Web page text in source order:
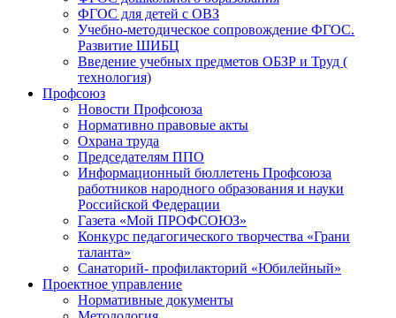
ФГОС для детей с ОВЗ
Учебно-методическое сопровождение ФГОС.
Развитие ШИБЦ
Введение учебных предметов ОБЗР и Труд (
технология)
Профсоюз
Новости Профсоюза
Нормативно правовые акты
Охрана труда
Председателям ППО
Информационный бюллетень Профсоюза
работников народного образования и науки
Российской Федерации
Газета «Мой ПРОФСОЮЗ»
Конкурс педагогического творчества «Грани
таланта»
Санаторий- профилакторий «Юбилейный»
Проектное управление
Нормативные документы